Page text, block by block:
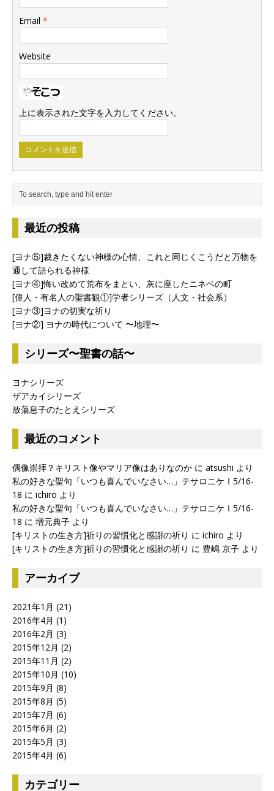
Email *
Website
上に表示された文字を入力してください。
最近の投稿
[ヨナ⑤]裁きたくない神様の心情、これと同じくこうだと万物を
通して語られる神様
[ヨナ④]悔い改めて荒布をまとい、灰に座したニネベの町
[偉人・有名人の聖書観①]学者シリーズ（人文・社会系）
[ヨナ③]ヨナの切実な祈り
[ヨナ②] ヨナの時代について 〜地理〜
シリーズ〜聖書の話〜
ヨナシリーズ
ザアカイシリーズ
放蕩息子のたとえシリーズ
最近のコメント
偶像崇拝？キリスト像やマリア像はありなのか に atsushi より
私の好きな聖句「いつも喜んでいなさい…」テサロニケⅠ5/16-
18 に ichiro より
私の好きな聖句「いつも喜んでいなさい…」テサロニケⅠ5/16-
18 に 増元典子 より
[キリストの生き方]祈りの習慣化と感謝の祈り に ichiro より
[キリストの生き方]祈りの習慣化と感謝の祈り に 豊嶋 京子 より
アーカイブ
2021年1月 (21)
2016年4月 (1)
2016年2月 (3)
2015年12月 (2)
2015年11月 (2)
2015年10月 (10)
2015年9月 (8)
2015年8月 (5)
2015年7月 (6)
2015年6月 (2)
2015年5月 (3)
2015年4月 (6)
カテゴリー